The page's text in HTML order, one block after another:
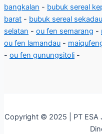
bangkalan - bubuk sereal
barat - bubuk sereal sekadau
selatan - ou fen semarang -
ou fen lamandau -
- ou fen gunungsitoli -
Copyright © 2025 | PT ESA